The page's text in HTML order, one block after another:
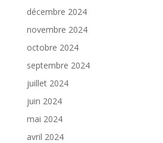
décembre 2024
novembre 2024
octobre 2024
septembre 2024
juillet 2024
juin 2024
mai 2024
avril 2024